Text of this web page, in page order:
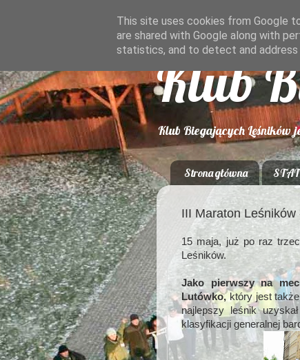
Klub
Klub Biegających Leśników
Strona główna
III Maraton
15 maja, już po raz
Leśników.
Jako pierwszy na
Lutówko,który jest
najlepszy leśnik
klasyfikacji generalnej
This site uses cookies from Google
are shared with Google along with
statistics, and to detect and address